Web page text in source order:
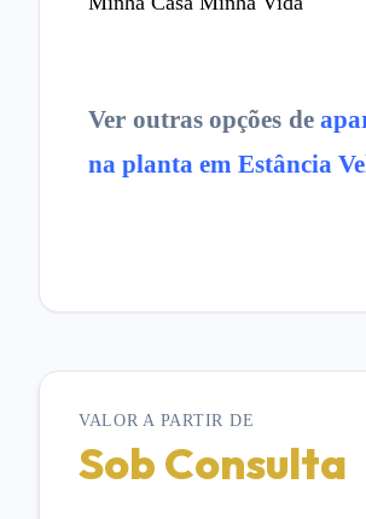
Ver outras opções de
na planta em Estância
VALOR A PARTIR DE
Sob Consulta